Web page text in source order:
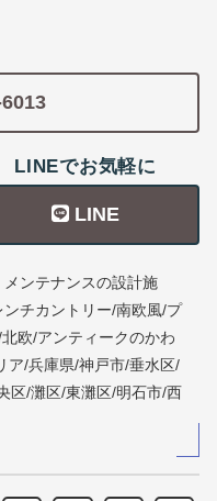
LINEでお気軽に
LINE
ンテナンスの設計施
チカントリー/南欧風/プ
欧/アンティークのかわ
/兵庫県/神戸市/垂水区/
区/灘区/東灘区/明石市/西